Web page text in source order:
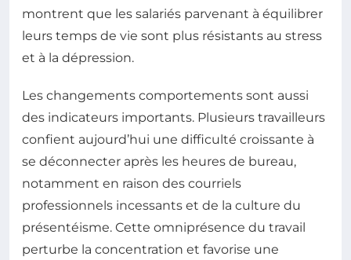
montrent que les salariés parvenant à équilibrer
leurs temps de vie sont plus résistants au stress
et à la dépression.
Les changements comportements sont aussi
des indicateurs importants. Plusieurs travailleurs
confient aujourd’hui une difficulté croissante à
se déconnecter après les heures de bureau,
notamment en raison des courriels
professionnels incessants et de la culture du
présentéisme. Cette omniprésence du travail
perturbe la concentration et favorise une